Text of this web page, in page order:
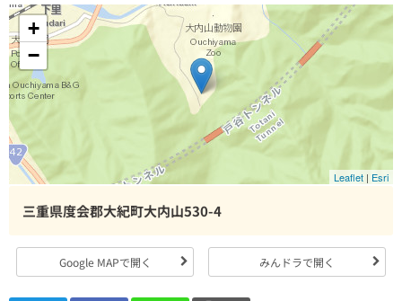
+
−
Leaflet | Esri
三重県度会郡大紀町大内山530-4
Google MAPで開く みんドラで開く